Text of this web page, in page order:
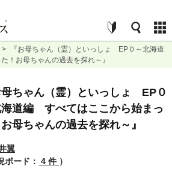
>
『お母ちゃん（霊）といっしょ EP０～北海道
！お母ちゃんの過去を探れ～』
母ちゃん（霊）といっしょ EP０
海道編 すべてはここから始まっ
母ちゃんの過去を探れ～』
翼
ボード： 4 件 ）